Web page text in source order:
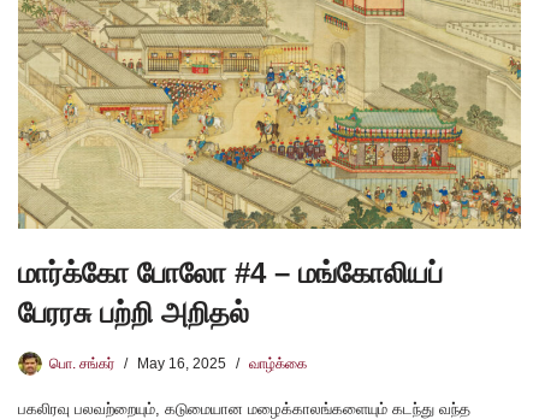
மார்க்கோ போலோ #4 – மங்கோலியப்
பேரரசு பற்றி அறிதல்
பொ. சங்கர் May 16, 2025 வாழ்க்கை
பகலிரவு பலவற்றையும், கடுமையான மழைக்காலங்களையும் கடந்து வந்த